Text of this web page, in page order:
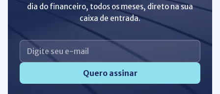
dia do financeiro, todos os meses, direto na sua
caixa de entrada.
Quero assinar